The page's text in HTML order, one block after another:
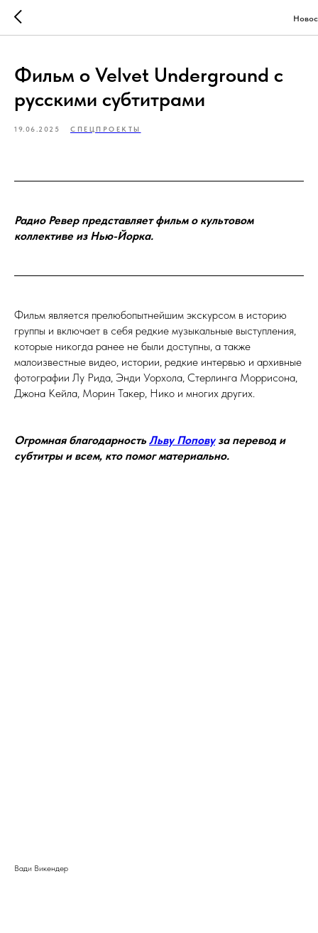
Фильм о Velvet Underground с
русскими субтитрами
19.06.2025 СПЕЦПРОЕКТЫ
Радио Ревер представляет фильм о культовом
коллективе из Нью-Йорка.
Фильм является прелюбопытнейшим экскурсом в историю
группы и включает в себя редкие музыкальные выступления,
которые никогда ранее не были доступны, а также
малоизвестные видео, истории, редкие интервью и архивные
фотографии Лу Рида, Энди Уорхола, Стерлинга Моррисона,
Джона Кейла, Морин Такер, Нико и многих других.
Огромная благодарность Льву Поповуза перевод и
субтитры и всем, кто помог материально.
Вади Викендер